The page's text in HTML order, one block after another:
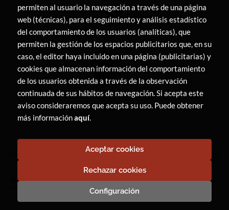
LIBRERÍA CANAIMA. Todos los Derechos Reservados
permiten al usuario la navegación a través de una página
web (técnicas), para el seguimiento y análisis estadístico
del comportamiento de los usuarios (analíticas), que
permiten la gestión de los espacios publicitarios que, en su
caso, el editor haya incluido en una página (publicitarias) y
cookies que almacenan información del comportamiento
de los usuarios obtenida a través de la observación
continuada de sus hábitos de navegación. Si acepta este
aviso consideraremos que acepta su uso. Puede obtener
más informaciónaquí.
Configuración
Rechazar cookies
Aceptar cookies